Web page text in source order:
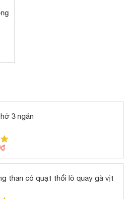
3 ngăn
₫
than có quạt thổi lò quay gà vịt